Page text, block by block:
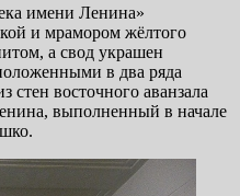
имени Ленина»
и мрамором жёлтого
а свод украшен
в два ряда
восточного аванзала
выполненный в начале